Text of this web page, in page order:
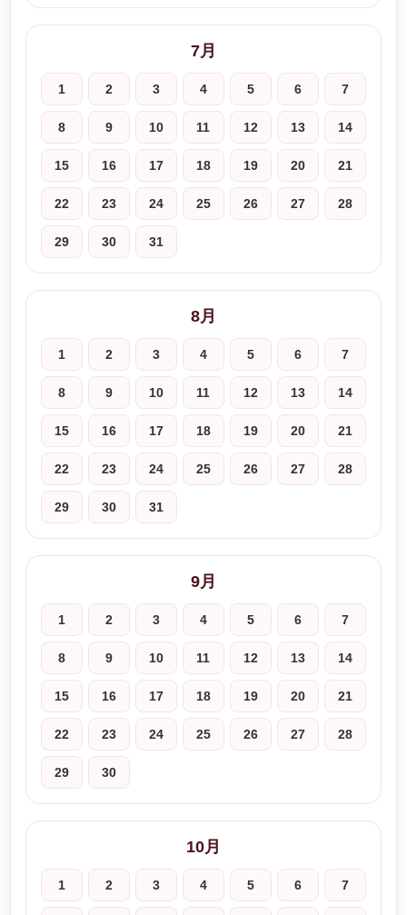
7月
1 2 3 4 5 6 7
8 9 10 11 12 13 14
15 16 17 18 19 20 21
22 23 24 25 26 27 28
29 30 31
8月
1 2 3 4 5 6 7
8 9 10 11 12 13 14
15 16 17 18 19 20 21
22 23 24 25 26 27 28
29 30 31
9月
1 2 3 4 5 6 7
8 9 10 11 12 13 14
15 16 17 18 19 20 21
22 23 24 25 26 27 28
29 30
10月
1 2 3 4 5 6 7